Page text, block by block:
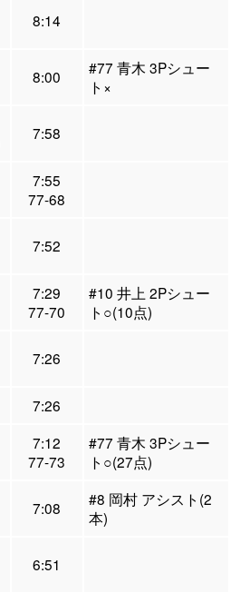
8:14
8:00
#77 青木 3Pシュー
ト×
7:58
7:55
77-68
7:52
7:29
77-70
#10 井上 2Pシュー
ト○(10点)
7:26
7:26
7:12
77-73
#77 青木 3Pシュー
ト○(27点)
7:08
#8 岡村 アシスト(2
本)
6:51